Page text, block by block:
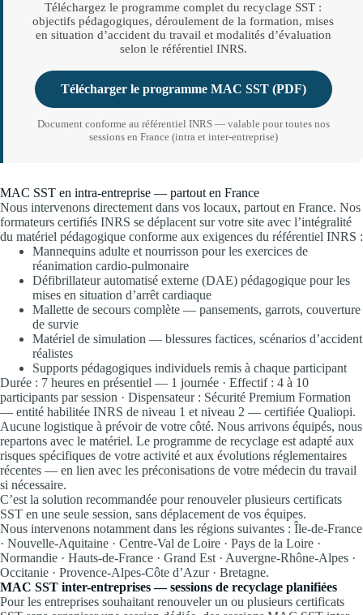
Téléchargez le programme complet du recyclage SST :
objectifs pédagogiques, déroulement de la formation, mises
en situation d’accident du travail et modalités d’évaluation
selon le référentiel INRS.
Télécharger le programme MAC SST (PDF)
Document conforme au référentiel INRS — valable pour toutes nos
sessions en France (intra et inter-entreprise)
MAC SST en intra-entreprise — partout en France
Nous intervenons directement dans vos locaux, partout en France. Nos
formateurs certifiés INRS se déplacent sur votre site avec l’intégralité
du matériel pédagogique conforme aux exigences du référentiel INRS :
Mannequins adulte et nourrisson pour les exercices de
réanimation cardio-pulmonaire
Défibrillateur automatisé externe (DAE) pédagogique pour les
mises en situation d’arrêt cardiaque
Mallette de secours complète — pansements, garrots, couverture
de survie
Matériel de simulation — blessures factices, scénarios d’accident
réalistes
Supports pédagogiques individuels remis à chaque participant
Durée : 7 heures en présentiel — 1 journée · Effectif : 4 à 10
participants par session · Dispensateur : Sécurité Premium Formation
— entité habilitée INRS de niveau 1 et niveau 2 — certifiée Qualiopi.
Aucune logistique à prévoir de votre côté. Nous arrivons équipés, nous
repartons avec le matériel. Le programme de recyclage est adapté aux
risques spécifiques de votre activité et aux évolutions réglementaires
récentes — en lien avec les préconisations de votre médecin du travail
si nécessaire.
C’est la solution recommandée pour renouveler plusieurs certificats
SST en une seule session, sans déplacement de vos équipes.
Nous intervenons notamment dans les régions suivantes : Île-de-France
· Nouvelle-Aquitaine · Centre-Val de Loire · Pays de la Loire ·
Normandie · Hauts-de-France · Grand Est · Auvergne-Rhône-Alpes ·
Occitanie · Provence-Alpes-Côte d’Azur · Bretagne.
MAC SST inter-entreprises — sessions de recyclage planifiées
Pour les entreprises souhaitant renouveler un ou plusieurs certificats